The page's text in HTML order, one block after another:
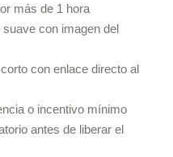
más de 1 hora
con imagen del
con enlace directo al
o incentivo mínimo
antes de liberar el